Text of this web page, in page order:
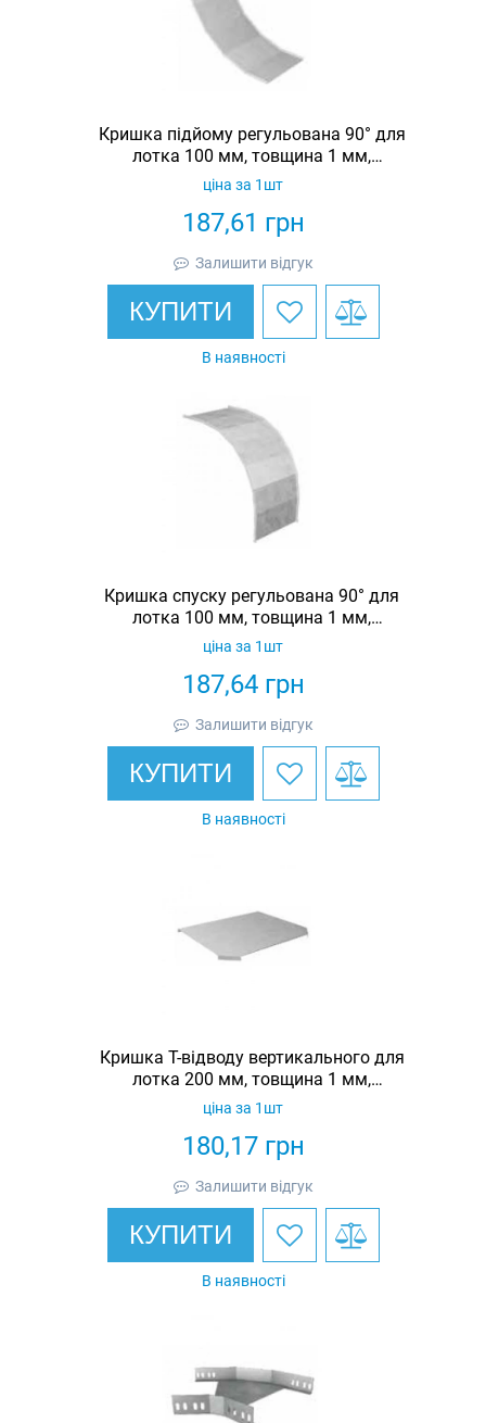
Кришка підйому регульована 90° для
лотка 100 мм, товщина 1 мм,
гарячеоцинкована, Eurotray
187,61 грн
ціна за 1шт
Залишити відгук
КУПИТИ
В наявності
Кришка спуску регульована 90° для
лотка 100 мм, товщина 1 мм,
гарячеоцинкована, Eurotray
187,64грн
ціна за 1шт
Залишити відгук
КУПИТИ
В наявності
Кришка Т-відводу вертикального для
лотка 200 мм, товщина 1 мм,
гарячеоцинкована, Eurotray
180,17грн
ціна за 1шт
Залишити відгук
КУПИТИ
В наявності